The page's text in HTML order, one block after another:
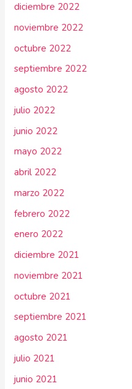
diciembre 2022
noviembre 2022
octubre 2022
septiembre 2022
agosto 2022
julio 2022
junio 2022
mayo 2022
abril 2022
marzo 2022
febrero 2022
enero 2022
diciembre 2021
noviembre 2021
octubre 2021
septiembre 2021
agosto 2021
julio 2021
junio 2021